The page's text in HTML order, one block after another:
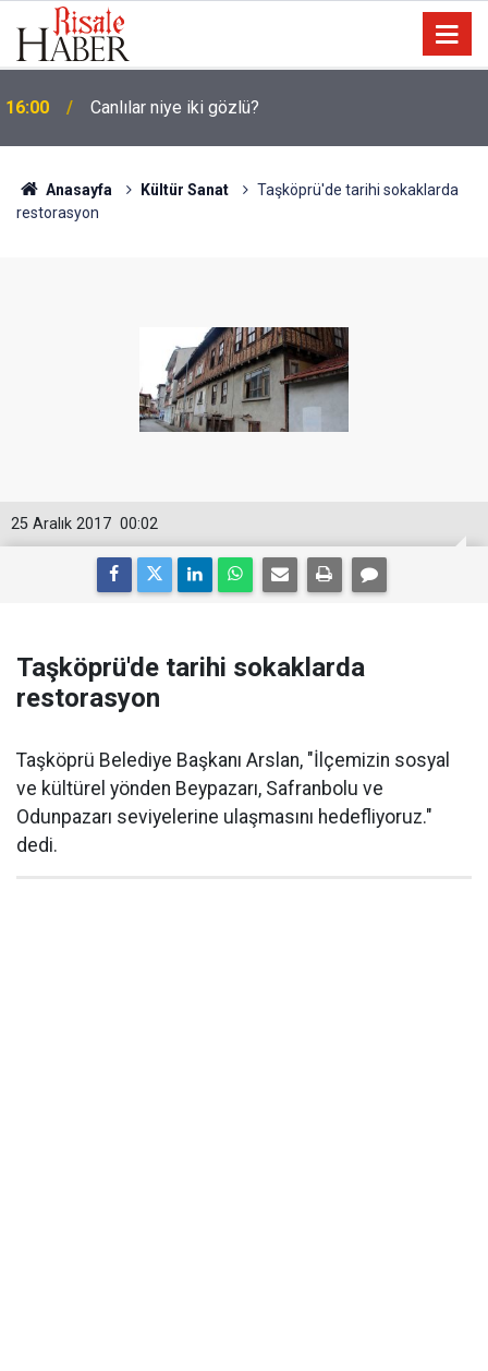
15:35 Sosyal medya, derslerde başarısızlığa yol açıyor
Anasayfa Kültür Sanat
Taşköprü'de tarihi sokaklarda
restorasyon
00:02
25 Aralık 2017
Taşköprü'de tarihi sokaklarda
restorasyon
Taşköprü Belediye Başkanı Arslan, "İlçemizin sosyal
ve kültürel yönden Beypazarı, Safranbolu ve
Odunpazarı seviyelerine ulaşmasını hedefliyoruz."
dedi.